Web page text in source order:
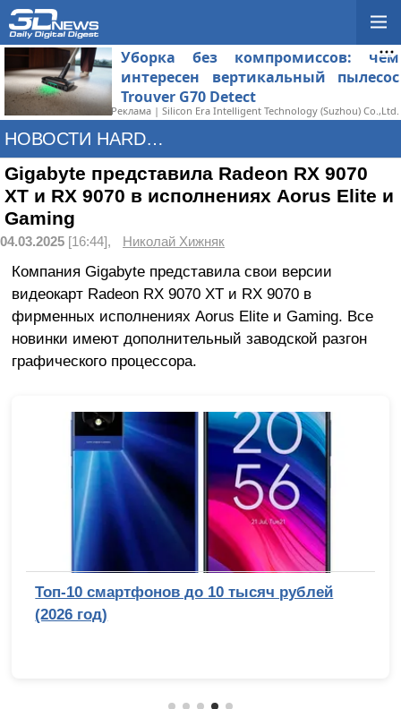
Уборка без компромиссов: чем
интересен вертикальный пылесос
Trouver G70 Detect
Реклама | Silicon Era Intelligent Technology (Suzhou) Co.,Ltd.
НОВОСТИ HARDWARE
Gigabyte представила Radeon RX 9070
XT и RX 9070 в исполнениях Aorus Elite и
Gaming
04.03.2025 [16:44], Николай Хижняк
Компания Gigabyte представила свои версии
видеокарт Radeon RX 9070 XT и RX 9070 в
фирменных исполнениях Aorus Elite и Gaming. Все
новинки имеют дополнительный заводской разгон
графического процессора.
Сравнительный тест камер флагманских
смартфонов (2026): итоги